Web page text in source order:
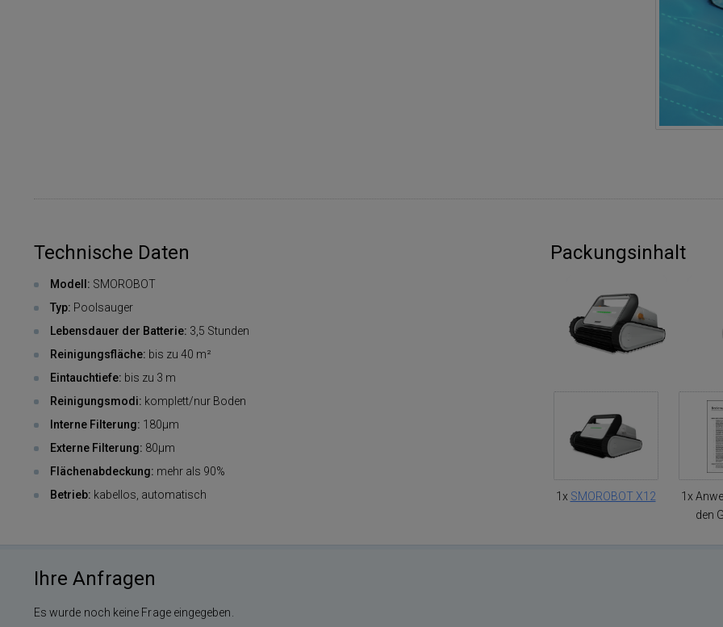
Technische Daten
Modell: SMOROBOT
Typ: Poolsauger
Lebensdauer der Batterie: 3,5 Stunden
Reinigungsfläche: bis zu 40 m²
Eintauchtiefe: bis zu 3 m
Reinigungsmodi: komplett/nur Boden
Interne Filterung: 180μm
Externe Filterung: 80μm
Flächenabdeckung: mehr als 90%
Betrieb: kabellos, automatisch
Packungsinhalt
1x SMOROBOT X12
1x
den
Ihre Anfragen
Es wurde noch keine Frage eingegeben.